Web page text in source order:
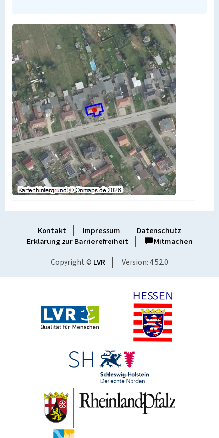
Kontakt Impressum
Datenschutz
Erklärung zur Barrierefreiheit
Mitmachen
Copyright © LVR Version: 4.52.0